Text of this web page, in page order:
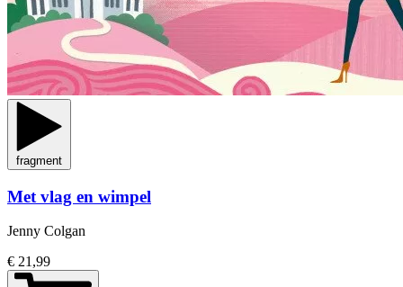
fragment
Met vlag en wimpel
Jenny Colgan
€ 21,99